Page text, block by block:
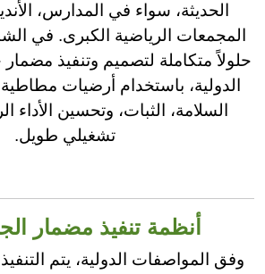
الحديثة، سواء في المدارس،
المجمعات الرياضية الكبرى. في
حلولاً متكاملة لتصميم وتنفيذ
الدولية، باستخدام أرضيات
السلامة، الثبات، وتحسين الأداء
تشغيلي طويل.
أنظمة تنفيذ مضمار
وفق المواصفات الدولية، يتم